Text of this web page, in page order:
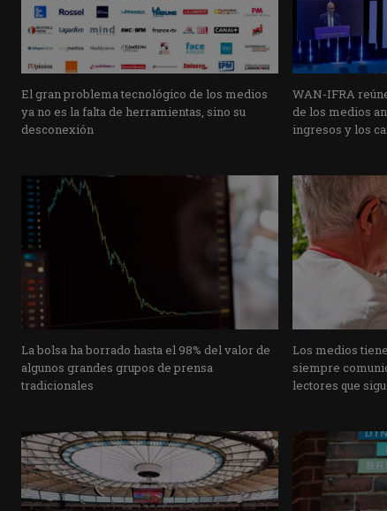
El gran problema tecnológico de los medios
ya no es la falta de herramientas, sino su
desconexión
WAN-IFRA
de los medios
ingresos y los
La bolsa ha borrado hasta el 98% del valor de
algunos grandes grupos de prensa
tradicionales
Los medios
siempre
lectores que